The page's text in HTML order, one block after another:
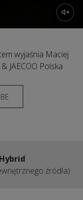
wyjaśnia Maciej
JAECOO Polska
źródła)